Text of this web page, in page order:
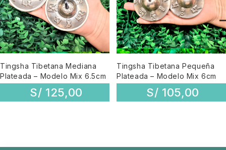
Tingsha Tibetana Mediana
Plateada – Modelo Mix 6.5cm
S/ 125,00
Tingsha Tibetana Pequeña
Plateada – Modelo Mix 6cm
S/ 105,00